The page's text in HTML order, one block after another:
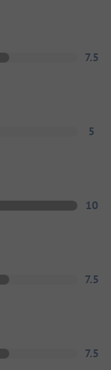
7.5
5
10
7.5
7.5